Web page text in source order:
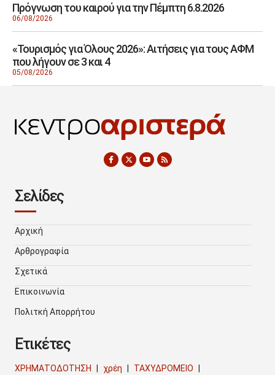
Πρόγνωση του καιρού για την Πέμπτη 6.8.2026
06/08/2026
«Τουρισμός για Όλους 2026»: Αιτήσεις για τους ΑΦΜ
που λήγουν σε 3 και 4
05/08/2026
Σελίδες
Αρχική
Αρθρογραφία
Σχετικά
Επικοινωνία
Πολιτκή Απορρήτου
Ετικέτες
ΧΡΗΜΑΤΟΔΟΤΗΣΗ χρέη
ΤΑΧΥΔΡΟΜΕΙΟ